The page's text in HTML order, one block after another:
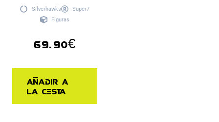
Silverhawks
Super7
Figuras
69.90€
Añadir a
la cesta